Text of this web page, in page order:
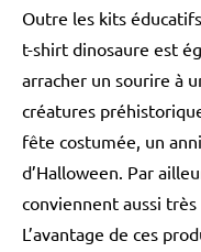
Outre les kits
t-shirt dinosaure est
arracher un sourire à
créatures
fête costumée, un
d’Halloween. Par
conviennent aussi
L’avantage de ces